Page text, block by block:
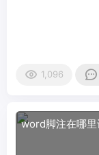
1,096
word脚注在哪